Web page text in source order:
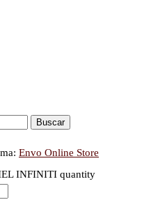
INFINITI quantity
Envo Online Store